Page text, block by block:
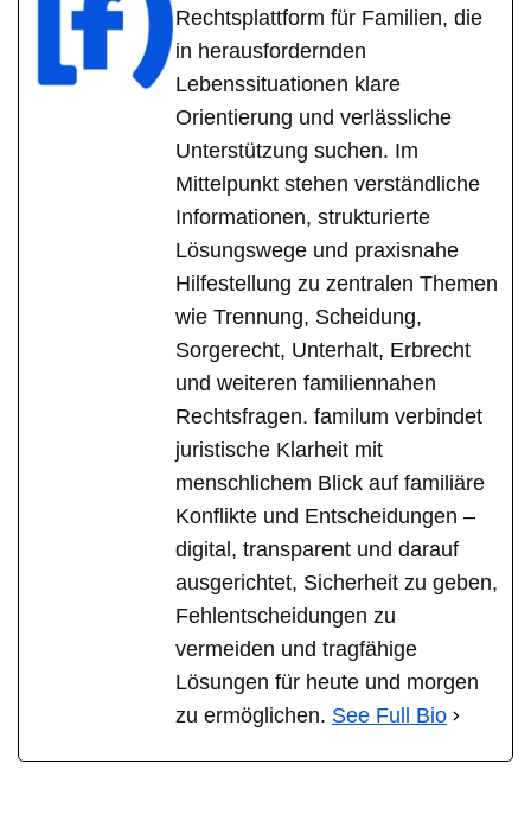
Rechtsplattform für Familien, die
in herausfordernden
Lebenssituationen klare
Orientierung und verlässliche
Unterstützung suchen. Im
Mittelpunkt stehen verständliche
Informationen, strukturierte
Lösungswege und praxisnahe
Hilfestellung zu zentralen Themen
wie Trennung, Scheidung,
Sorgerecht, Unterhalt, Erbrecht
und weiteren familiennahen
Rechtsfragen. familum verbindet
juristische Klarheit mit
menschlichem Blick auf familiäre
Konflikte und Entscheidungen –
digital, transparent und darauf
ausgerichtet, Sicherheit zu geben,
Fehlentscheidungen zu
vermeiden und tragfähige
Lösungen für heute und morgen
zu ermöglichen. See Full Bio